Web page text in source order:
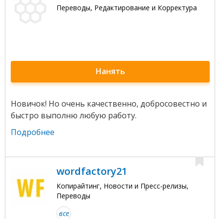
Переводы, Редактирование и Корректура
Нанять
Новичок! Но очень качественно, добросовестно и
быстро выполню любую работу.
Подробнее
wordfactory21
Копирайтинг, Новости и Пресс-релизы,
Переводы
все